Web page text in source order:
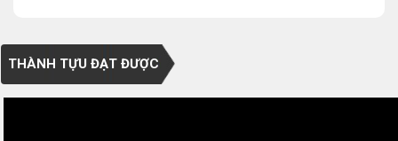
THÀNH TỰU ĐẠT ĐƯỢC